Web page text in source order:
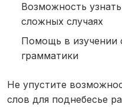
Возможность
сложных случаях
Помощь в изучении
грамматики
Не упустите
слов для поднебесье